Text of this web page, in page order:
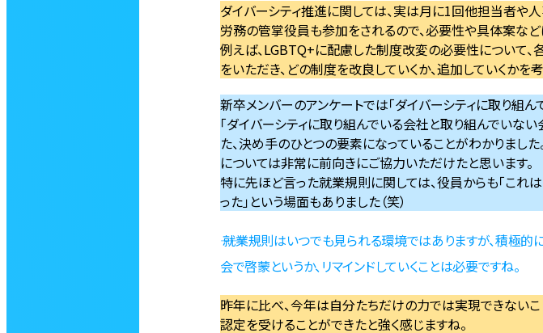
ダイバーシティ推進に関しては、実は月に1回他担当者や
労務の管掌役員も参加をされるので、必要性や具体案など
例えば、LGBTQ+に配慮した制度改変の必要性について
をいただき、どの制度を改良していくか、追加していくかを
新卒メンバーのアンケートでは「ダイバーシティに取り組
「ダイバーシティに取り組んでいる会社と取り組んでいな
た、決め手のひとつの要素になっていることがわかりまし
については非常に前向きにご協力いただけたと思います。
特に先ほど言った就業規則に関しては、役員からも「これ
った」という場面もありました（笑）
―― 就業規則はいつでも見られる環境ではありますが、積極
会で啓蒙というか、リマインドしていくことは必要ですね。
昨年に比べ、今年は自分たちだけの力では実現できない
認定を受けることができたと強く感じますね。